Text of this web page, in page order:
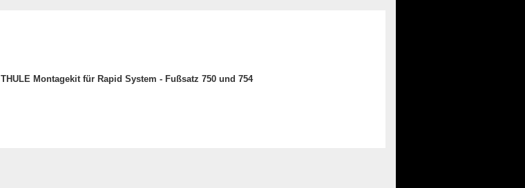
THULE Montagekit für Rapid System - Fußsatz 750 und 754